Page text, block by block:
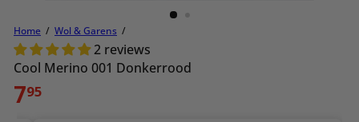
Home Wol & Garens
2 reviews
Cool Merino 001 Donkerrood
Normale
prijs
795